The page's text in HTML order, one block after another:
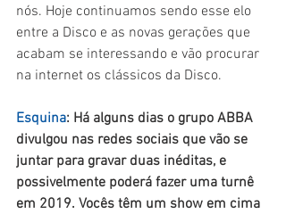
nós. Hoje continuamos sendo esse elo
entre a Disco e as novas gerações que
acabam se interessando e vão procurar
na internet os clássicos da Disco.
Esquina: Há alguns dias o grupo ABBA
divulgou nas redes sociais que vão se
juntar para gravar duas inéditas, e
possivelmente poderá fazer uma turnê
em 2019. Vocês têm um show em cima